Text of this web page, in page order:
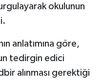
okulunun
anlatımına göre,
tedirgin edici
alınması gerektiği